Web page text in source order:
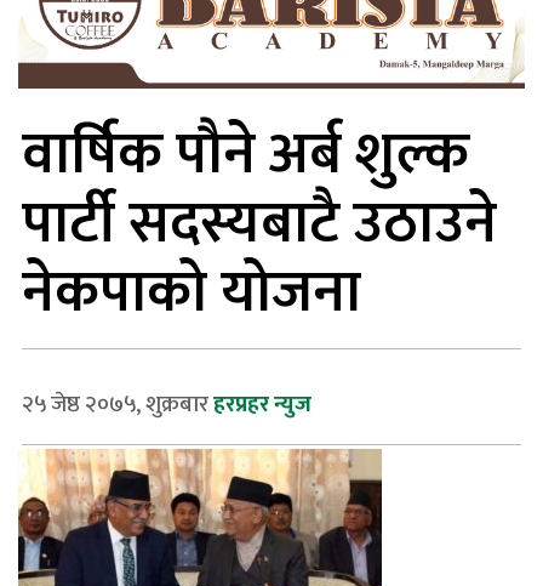
वार्षिक पौने अर्ब शुल्क
पार्टी सदस्यबाटै उठाउने
नेकपाको योजना
२५ जेष्ठ २०७५, शुक्रबारहरप्रहर न्युज